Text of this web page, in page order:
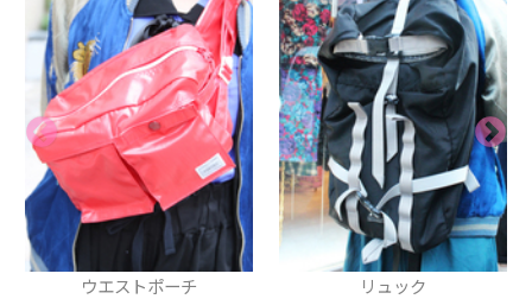
ウエストポーチ リュック